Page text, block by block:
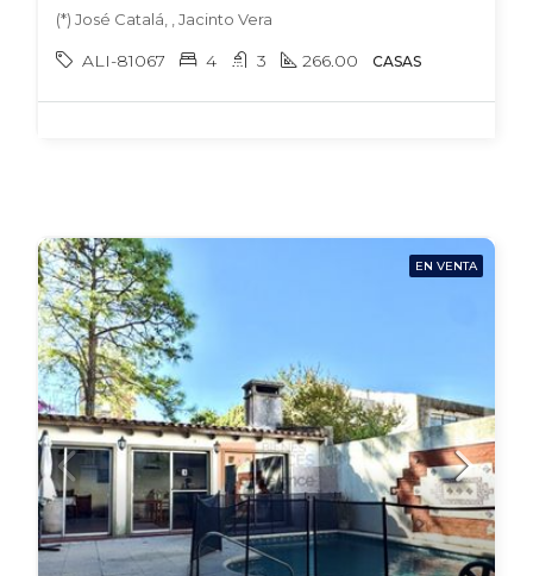
(*) José Catalá, , Jacinto Vera
ALI-81067 4 3 266.00 CASAS
EN VENTA